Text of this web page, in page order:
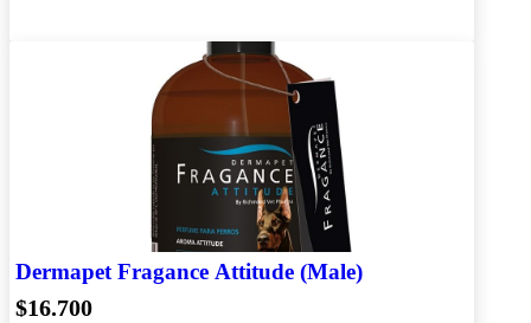
Dermapet Fragance Attitude (Male)
$16.700